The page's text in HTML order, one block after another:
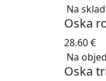
Na
Oska
28.60€
Na
Oska